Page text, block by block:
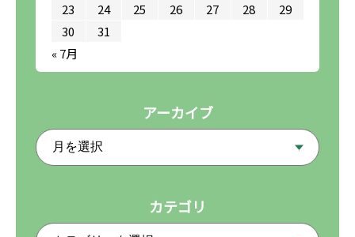
23
24 25 26 27 28
29
30
31
« 7月
アーカイブ
カテゴリ